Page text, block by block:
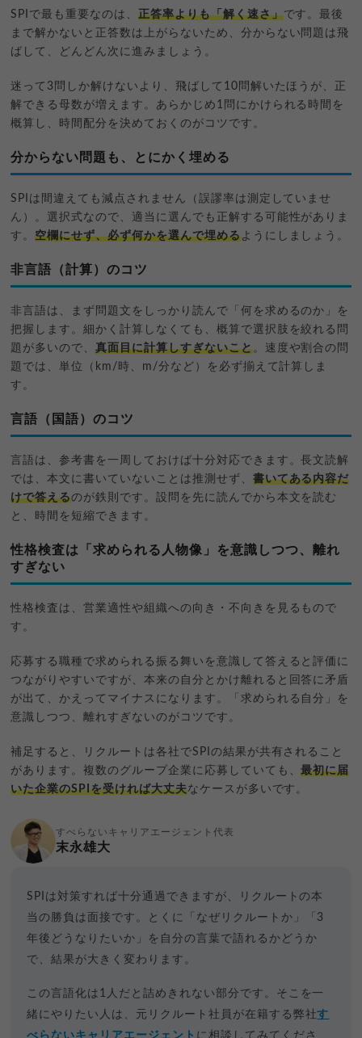
SPIで最も重要なのは、 正答率よりも「解く速さ」です。最後
まで解かないと正答数は上がらないため、分からない問題は飛
ばして、どんどん次に進みましょう。
迷って3問しか解けないより、飛ばして10問解いたほうが、正
解できる母数が増えます。あらかじめ1問にかけられる時間を
概算し、時間配分を決めておくのがコツです。
分からない問題も、とにかく埋める
SPIは間違えても減点されません（誤謬率は測定していませ
ん）。選択式なので、適当に選んでも正解する可能性がありま
す。空欄にせず、必ず何かを選んで埋めるようにしましょう。
非言語（計算）のコツ
非言語は、まず問題文をしっかり読んで「何を求めるのか」を
把握します。細かく計算しなくても、概算で選択肢を絞れる問
題が多いので、真面目に計算しすぎないこと。速度や割合の問
題では、単位（km/時、m/分など）を必ず揃えて計算しま
す。
言語（国語）のコツ
言語は、参考書を一周しておけば十分対応できます。長文読解
では、本文に書いていないことは推測せず、 書いてある内容だ
けで答えるのが鉄則です。設問を先に読んでから本文を読む
と、時間を短縮できます。
性格検査は「求められる人物像」を意識しつつ、離れ
すぎない
性格検査は、営業適性や組織への向き・不向きを見るもので
す。
応募する職種で求められる振る舞いを意識して答えると評価に
つながりやすいですが、本来の自分とかけ離れると回答に矛盾
が出て、かえってマイナスになります。「求められる自分」を
意識しつつ、離れすぎないのがコツです。
補足すると、リクルートは各社でSPIの結果が共有されること
があります。複数のグループ企業に応募していても、最初に届
いた企業のSPIを受ければ大丈夫なケースが多いです。
すべらないキャリアエージェント代表
末永雄大
SPIは対策すれば十分通過できますが、リクルートの本
当の勝負は面接です。とくに「なぜリクルートか」「3
年後どうなりたいか」を自分の言葉で語れるかどうか
で、結果が大きく変わります。
この言語化は1人だと詰めきれない部分です。そこを一
緒にやりたい人は、元リクルート社員が在籍する弊社す
べらないキャリアエージェント に相談してみてくださ